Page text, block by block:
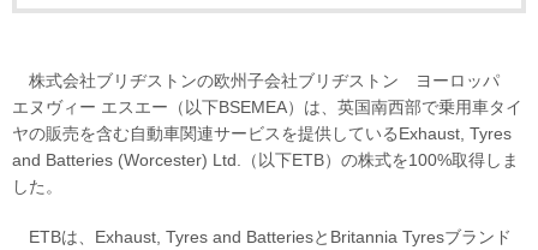
株式会社ブリヂストンの欧州子会社ブリヂストン ヨーロッパ
エヌヴィー エスエー（以下BSEMEA）は、英国南西部で乗用車タイ
ヤの販売を含む自動車関連サービスを提供しているExhaust, Tyres
and Batteries (Worcester) Ltd.（以下ETB）の株式を100%取得しま
した。
ETBは、Exhaust, Tyres and BatteriesとBritannia Tyresブランド